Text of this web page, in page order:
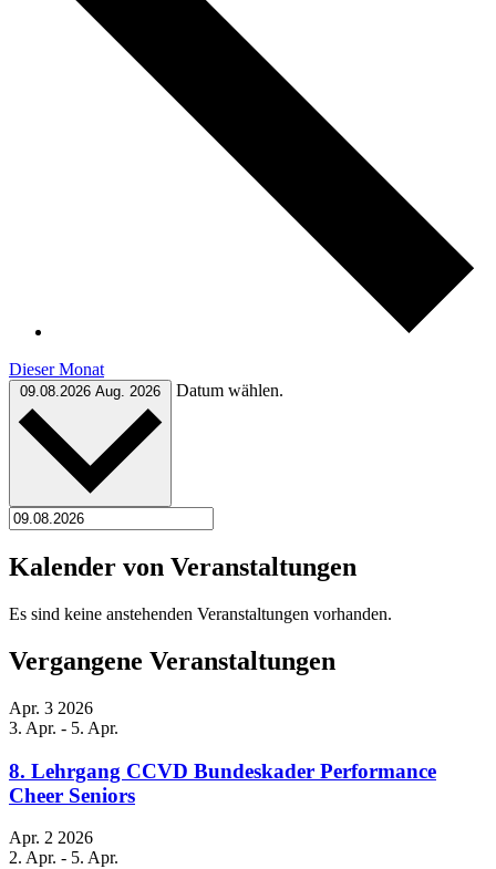
Dieser Monat
09.08.2026 Aug. 2026 Datum wählen.
Kalender von Veranstaltungen
Es sind keine anstehenden Veranstaltungen vorhanden.
Vergangene Veranstaltungen
Apr. 3 2026
3. Apr. - 5. Apr.
8. Lehrgang CCVD Bundeskader Performance
Cheer Seniors
Apr. 2 2026
2. Apr. - 5. Apr.